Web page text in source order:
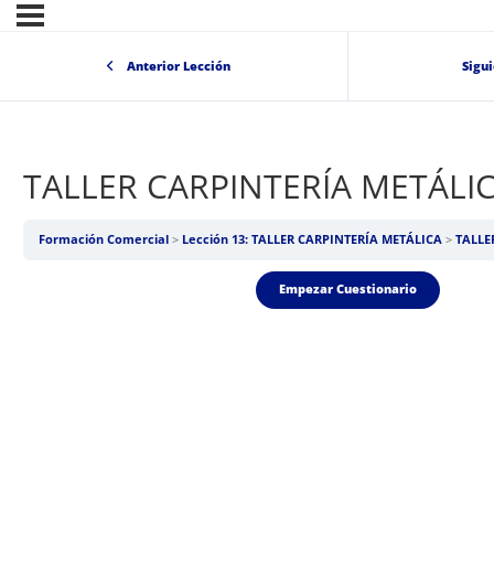
Anterior Lección
TALLER CARPINTERÍA
Formación Comercial Lección 13: TALLER CARPINTERÍA METÁLICA